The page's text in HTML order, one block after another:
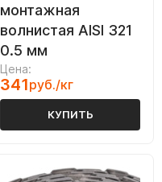
монтажная
волнистая AISI 321
0.5 мм
Цена:
341руб./кг
КУПИТЬ